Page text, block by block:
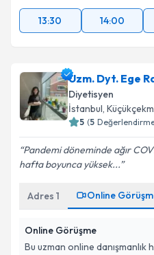
13:30
14:00
Uzm. Dyt. Ege
Diyetisyen
İstanbul ,
5 (5
Pandemi döneminde ağır
hafta boyunca yüksek...
Adres 1 Online
Online Görüşme
Bu uzman online danışmanlık